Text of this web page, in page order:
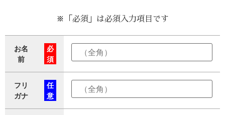
※「必須」は必須入力項目です
お名
前
必
須
フリ
ガナ
任
意